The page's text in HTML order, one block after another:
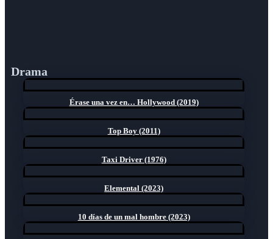
Drama
Érase una vez en… Hollywood (2019)
Top Boy (2011)
Taxi Driver (1976)
Elemental (2023)
10 días de un mal hombre (2023)